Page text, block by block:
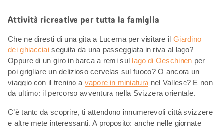
Attività ricreative per tutta la famiglia
Che ne diresti di una gita a Lucerna per visitare il Giardino
dei ghiacciaiseguita da una passeggiata in riva al lago?
Oppure di un giro in barca a remi sul lago di Oeschinen per
poi grigliare un delizioso cervelas sul fuoco? O ancora un
viaggio con il trenino a vapore in miniatura nel Vallese? E non
da ultimo: il percorso avventura nella Svizzera orientale.
C’è tanto da scoprire, ti attendono innumerevoli città svizzere
e altre mete interessanti. A proposito: anche nelle giornate